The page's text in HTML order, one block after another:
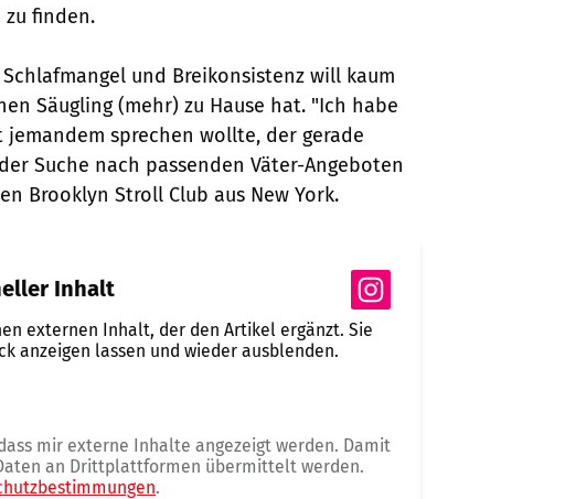
zu finden.
und Breikonsistenz will kaum
Säugling (mehr) zu Hause hat. "Ich habe
sprechen wollte, der gerade
Suche nach passenden Väter-Angeboten
Brooklyn Stroll Club aus New York.
Inhalt
externen Inhalt, der den Artikel ergänzt. Sie
anzeigen lassen und wieder ausblenden.
mir externe Inhalte angezeigt werden. Damit
an Drittplattformen übermittelt werden.
.